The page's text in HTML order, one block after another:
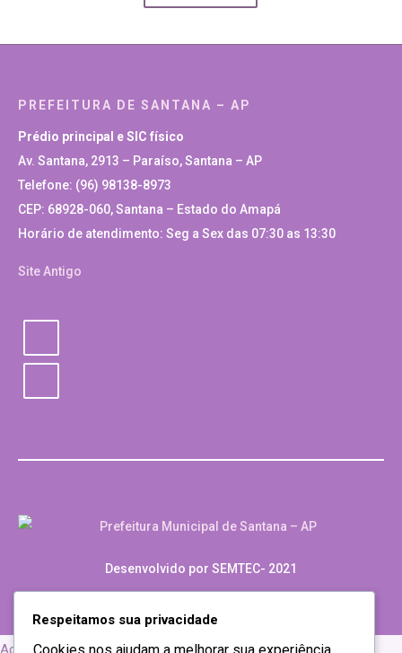
PREFEITURA DE SANTANA – AP
Prédio principal e SIC físico
Av. Santana, 2913 – Paraíso, Santana – AP
Telefone: (96) 98138-8973
CEP: 68928-060, Santana – Estado do Amapá
Horário de atendimento: Seg a Sex das 07:30 as 13:30
Site Antigo
Desenvolvido por SEMTEC- 2021
Respeitamos sua privacidade
Cookies nos ajudam a melhorar sua experiência,
Acessar o conteúdo